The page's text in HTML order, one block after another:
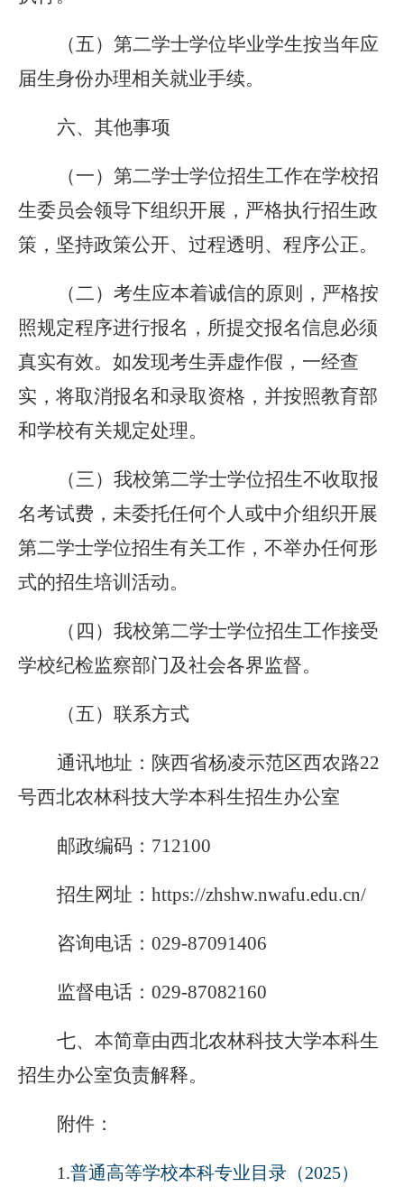
（五）第二学士学位毕业学生按当年应
届生身份办理相关就业手续。
六、其他事项
（一）第二学士学位招生工作在学校招
生委员会领导下组织开展，严格执行招生政
策，坚持政策公开、过程透明、程序公正。
（二）考生应本着诚信的原则，严格按
照规定程序进行报名，所提交报名信息必须
真实有效。如发现考生弄虚作假，一经查
实，将取消报名和录取资格，并按照教育部
和学校有关规定处理。
（三）我校第二学士学位招生不收取报
名考试费，未委托任何个人或中介组织开展
第二学士学位招生有关工作，不举办任何形
式的招生培训活动。
（四）我校第二学士学位招生工作接受
学校纪检监察部门及社会各界监督。
（五）联系方式
通讯地址：陕西省杨凌示范区西农路22
号西北农林科技大学本科生招生办公室
邮政编码：712100
招生网址：https://zhshw.nwafu.edu.cn/
咨询电话：029-87091406
监督电话：029-87082160
七、本简章由西北农林科技大学本科生
招生办公室负责解释。
附件：
1.普通高等学校本科专业目录（2025）